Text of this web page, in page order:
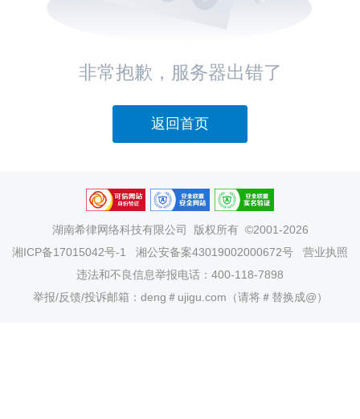
非常抱歉，服务器出错了
返回首页
湖南希律网络科技有限公司
版权所有 ©2001-2026
湘ICP备17015042号-1
湘公安备案43019002000672号
营业执照
违法和不良信息举报电话：400-118-7898
举报/反馈/投诉邮箱：deng＃ujigu.com（请将＃替换成@）